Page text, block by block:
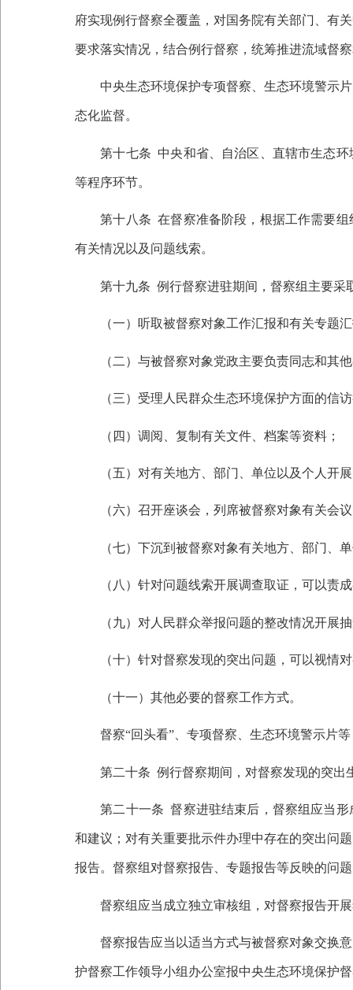
府实现例行督察全覆盖，对国务院有关部门、有
要求落实情况，结合例行督察，统筹推进流域督
中央生态环境保护专项督察、生态环境警示片
态化监督。
第十七条 中央和省、自治区、直辖市生态
等程序环节。
第十八条 在督察准备阶段，根据工作需要
有关情况以及问题线索。
第十九条 例行督察进驻期间，督察组主要采
（一）听取被督察对象工作汇报和有关专题
（二）与被督察对象党政主要负责同志和其他
（三）受理人民群众生态环境保护方面的信访
（四）调阅、复制有关文件、档案等资料；
（五）对有关地方、部门、单位以及个人开展
（六）召开座谈会，列席被督察对象有关会
（七）下沉到被督察对象有关地方、部门、单
（八）针对问题线索开展调查取证，可以责成
（九）对人民群众举报问题的整改情况开展抽
（十）针对督察发现的突出问题，可以视情对
（十一）其他必要的督察工作方式。
督察“回头看”、专项督察、生态环境警示片
第二十条 例行督察期间，对督察发现的突出
第二十一条 督察进驻结束后，督察组应当
和建议；对有关重要批示件办理中存在的突出问
报告。督察组对督察报告、专题报告等反映的问
督察组应当成立独立审核组，对督察报告开展
督察报告应当以适当方式与被督察对象交换意
护督察工作领导小组办公室报中央生态环境保护